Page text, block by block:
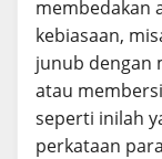
membedakan
kebiasaan,
junub dengan
atau
seperti inilah
perkataan